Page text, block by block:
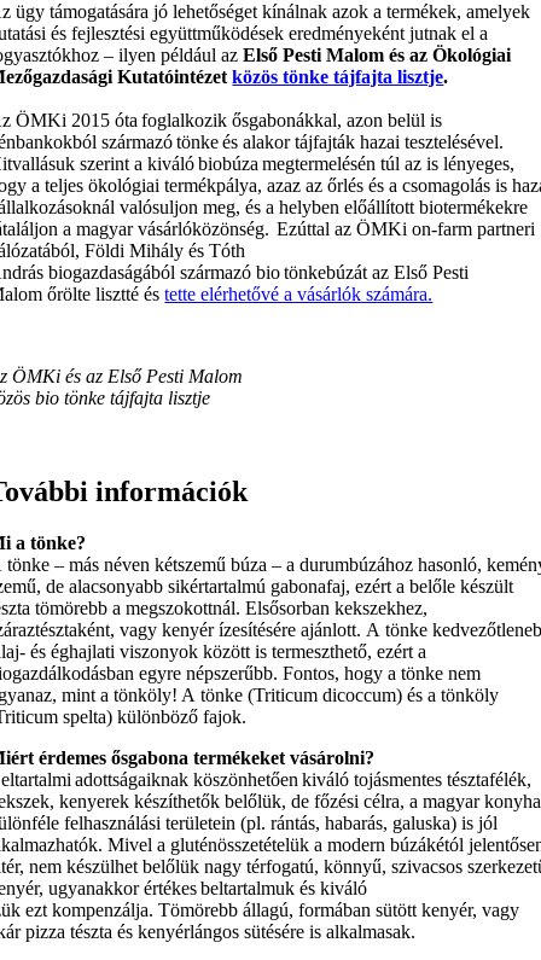
ügy támogatására jó lehetőséget kínálnak azok a termékek, amelyek
és fejlesztési együttműködések eredményeként jutnak el a
– ilyen például azElső Pesti Malom és az Ökológiai
Kutatóintézetközös tönke tájfajta lisztje.
ÖMKi 2015 óta foglalkozik ősgabonákkal, azon belül is
származó tönke és alakor tájfajták hazai tesztelésével.
szerint a kiváló biobúza megtermelésén túl az is lényeges,
a teljes ökológiai termékpálya, azaz az őrlés és a csomagolás is
valósuljon meg, és a helyben előállított biotermékekre
a magyar vásárlóközönség. Ezúttal az ÖMKi on-farm partneri
Földi Mihály és Tóth
biogazdaságából származó bio tönkebúzát az Első Pesti
őrölte lisztté éstette elérhetővé a vásárlók számára.
ÖMKi és az Első Pesti Malom
bio tönke tájfajta lisztje
információk
a tönke?
tönke – más néven kétszemű búza – a durumbúzához hasonló,
de alacsonyabb sikértartalmú gabonafaj, ezért a belőle készült
tömörebb a megszokottnál. Elsősorban kekszekhez,
vagy kenyér ízesítésére ajánlott. A tönke
és éghajlati viszonyok között is termeszthető, ezért a
egyre népszerűbb. Fontos, hogy a tönke nem
mint a tönköly! A tönke (Triticum dicoccum) és a tönköly
spelta) különböző fajok.
érdemes ősgabona termékeket vásárolni?
adottságaiknak köszönhetően kiváló tojásmentes tésztafélék,
kenyerek készíthetők belőlük, de főzési célra, a magyar konyha
felhasználási területein (pl. rántás, habarás, galuska) is jól
Mivel a gluténösszetételük a modern búzákétól
nem készülhet belőlük nagy térfogatú, könnyű, szivacsos
ugyanakkor értékes beltartalmuk és kiváló
ezt kompenzálja. Tömörebb állagú, formában sütött kenyér, vagy
pizza tészta és kenyérlángos sütésére is alkalmasak.